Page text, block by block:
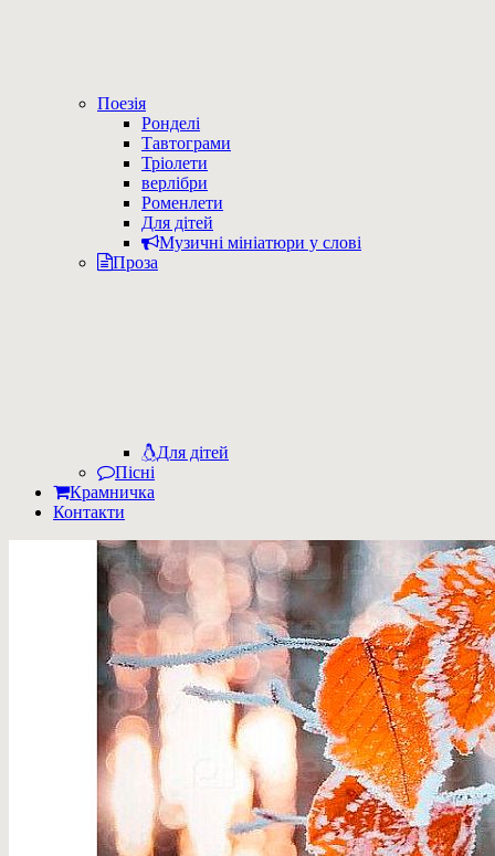
Поезія
Ронделі
Тавтограми
Тріолети
верлібри
Роменлети
Для дітей
Музичні мініатюри у слові
Проза
Для дітей
Пісні
Крамничка
Контакти